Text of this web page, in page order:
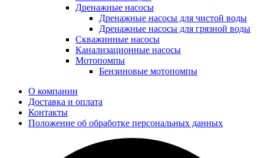
Дренажные насосы
Дренажные насосы для чистой воды
Дренажные насосы для грязной воды
Скважинные насосы
Канализационные насосы
Мотопомпы
Бензиновые мотопомпы
О компании
Доставка и оплата
Контакты
Положение об обработке персональных данных